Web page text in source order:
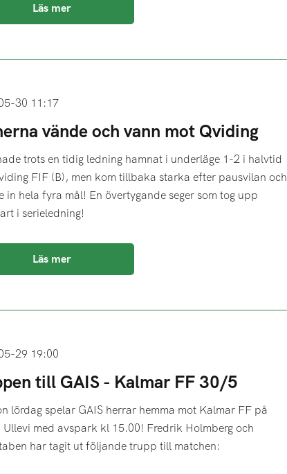
Läs mer
30 11:17
vände och vann mot Qviding
trots en tidig ledning hamnat i underläge 1-2 i halvtid
FIF (B), men kom tillbaka starka efter pausvilan och
in hela fyra mål! En övertygande seger som tog upp
i serieledning!
Läs mer
29 19:00
till GAIS - Kalmar FF 30/5
lördag spelar GAIS herrar hemma mot Kalmar FF på
Ullevi med avspark kl 15.00! Fredrik Holmberg och
har tagit ut följande trupp till matchen: